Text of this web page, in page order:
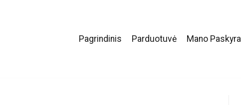
Pagrindinis Parduotuvė Mano Paskyra